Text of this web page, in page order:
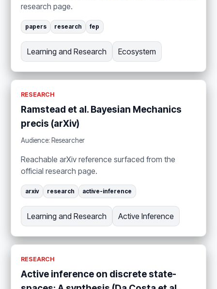
research page.
papers research fep
Learning and Research Ecosystem
RESEARCH
Ramstead et al. Bayesian Mechanics
precis (arXiv)
Audience: Researcher
Reachable arXiv reference surfaced from the
official research page.
arxiv research active-inference
Learning and Research Active Inference
RESEARCH
Active inference on discrete state-